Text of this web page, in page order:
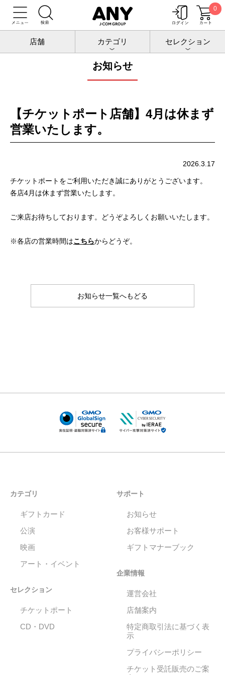
0
店舗 カテゴリ セレクション
トップ お知らせ
お知らせ
【チケットポート店舗】4月は休まず
営業いたします。
2026.3.17
チケットポートをご利用いただき誠にありがとうございます。
各店4月は休まず営業いたします。
ご来店お待ちしております。どうぞよろしくお願いいたします。
※各店の営業時間はこちらからどうぞ。
お知らせ一覧へもどる
カテゴリ
ギフトカード
公演
映画
アート・イベント
セレクション
チケットポート
CD・DVD
サポート
お知らせ
お客様サポート
ギフトマナーブック
企業情報
運営会社
店舗案内
特定商取引法に基づく表
示
プライバシーポリシー
チケット受託販売のご案